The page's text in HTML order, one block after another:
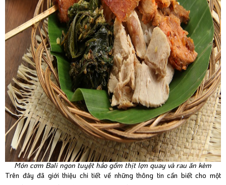
Món cơm Bali ngon tuyệt hảo gồm thịt lợn quay và rau ăn kèm
Trên đây đã giới thiệu chi tiết về những thông tin cần biết cho một